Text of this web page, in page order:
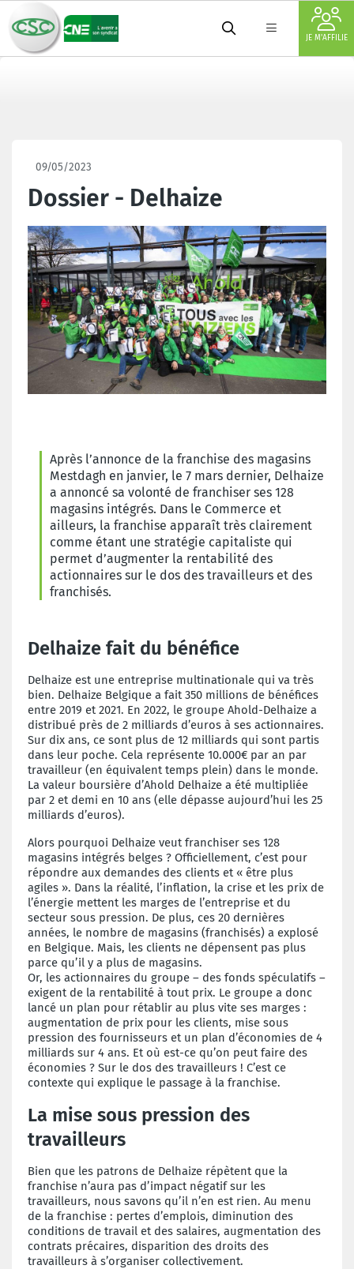
JE M'AFFILIE
09/05/2023
Dossier - Delhaize
Après l’annonce de la franchise des magasins
Mestdagh en janvier, le 7 mars dernier, Delhaize
a annoncé sa volonté de franchiser ses 128
magasins intégrés. Dans le Commerce et
ailleurs, la franchise apparaît très clairement
comme étant une stratégie capitaliste qui
permet d’augmenter la rentabilité des
actionnaires sur le dos des travailleurs et des
franchisés.
Delhaize fait du bénéfice
Delhaize est une entreprise multinationale qui va très
bien. Delhaize Belgique a fait 350 millions de bénéfices
entre 2019 et 2021. En 2022, le groupe Ahold-Delhaize a
distribué près de 2 milliards d’euros à ses actionnaires.
Sur dix ans, ce sont plus de 12 milliards qui sont partis
dans leur poche. Cela représente 10.000€ par an par
travailleur (en équivalent temps plein) dans le monde.
La valeur boursière d’Ahold Delhaize a été multipliée
par 2 et demi en 10 ans (elle dépasse aujourd’hui les 25
milliards d’euros).
Alors pourquoi Delhaize veut franchiser ses 128
magasins intégrés belges ? Officiellement, c’est pour
répondre aux demandes des clients et « être plus
agiles ». Dans la réalité, l’inflation, la crise et les prix de
l’énergie mettent les marges de l’entreprise et du
secteur sous pression. De plus, ces 20 dernières
années, le nombre de magasins (franchisés) a explosé
en Belgique. Mais, les clients ne dépensent pas plus
parce qu’il y a plus de magasins.
Or, les actionnaires du groupe – des fonds spéculatifs –
exigent de la rentabilité à tout prix. Le groupe a donc
lancé un plan pour rétablir au plus vite ses marges :
augmentation de prix pour les clients, mise sous
pression des fournisseurs et un plan d’économies de 4
milliards sur 4 ans. Et où est-ce qu’on peut faire des
économies ? Sur le dos des travailleurs ! C’est ce
contexte qui explique le passage à la franchise.
La mise sous pression des
travailleurs
Bien que les patrons de Delhaize répètent que la
franchise n’aura pas d’impact négatif sur les
travailleurs, nous savons qu’il n’en est rien. Au menu
de la franchise : pertes d’emplois, diminution des
conditions de travail et des salaires, augmentation des
contrats précaires, disparition des droits des
travailleurs à s’organiser collectivement.